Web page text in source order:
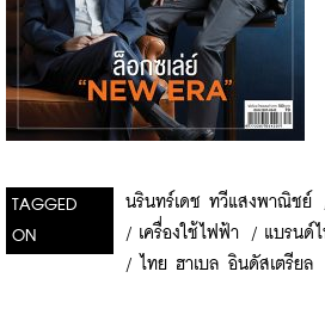
TAGGED
ON
นรินทร์เดช ทวีแสงพาณิชย์
/ เครื่องใช้ไฟฟ้า / แบรนด์ไ
/
ไทย ฮาเบล อินดัสเตรียล